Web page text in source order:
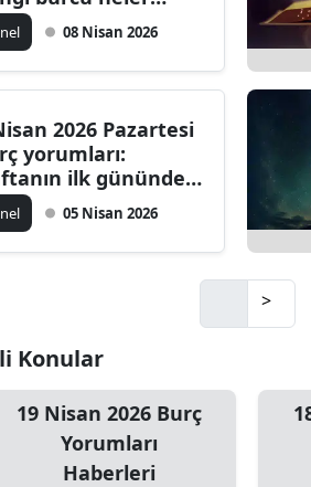
08 Nisan 2026
2026 Pazartesi
yorumları:
ilk gününde
burcu neler
05 Nisan 2026
>
Konular
19 Nisan 2026 Burç
Yorumları
Haberleri